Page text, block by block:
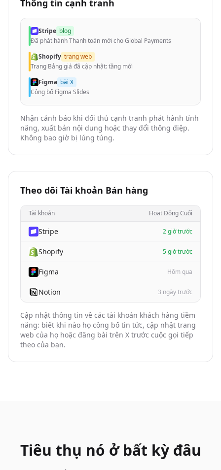
Thông tin cạnh tranh
Stripe blog
Đã phát hành Thanh toán mới cho Global Payments
Shopify trang web
Trang Bảng giá đã cập nhật: tầng mới
Figma bài X
Công bố Figma Slides
Nhận cảnh báo khi đối thủ cạnh tranh phát hành tính
năng, xuất bản nội dung hoặc thay đổi thông điệp.
Không bao giờ bị lúng túng.
Theo dõi Tài khoản Bán hàng
Tài khoản Hoạt Động Cuối
Stripe 2 giờ trước
Shopify 5 giờ trước
Figma Hôm qua
Notion 3 ngày trước
Cập nhật thông tin về các tài khoản khách hàng tiềm
năng: biết khi nào họ công bố tin tức, cập nhật trang
web của họ hoặc đăng bài trên X trước cuộc gọi tiếp
theo của bạn.
Tiêu thụ nó ở bất kỳ đâu